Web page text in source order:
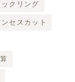
ックリング
セスカット